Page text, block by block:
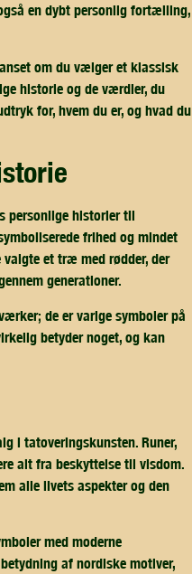
en dybt personlig fortælling,
om du vælger et klassisk
historie og de værdier, du
for, hvem du er, og hvad du
personlige historier til
frihed og mindet
et træ med rødder, der
generationer.
de er varige symboler på
betyder noget, og kan
i tatoveringskunsten. Runer,
alt fra beskyttelse til visdom.
alle livets aspekter og den
med moderne
af nordiske motiver,